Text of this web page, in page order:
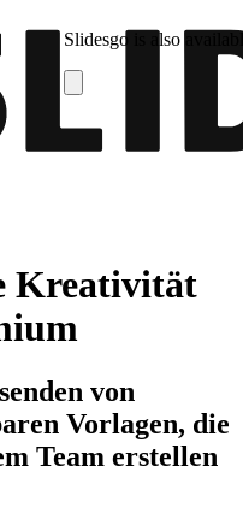
Slidesgo is also
Kreativität
von
Vorlagen, die
Team erstellen